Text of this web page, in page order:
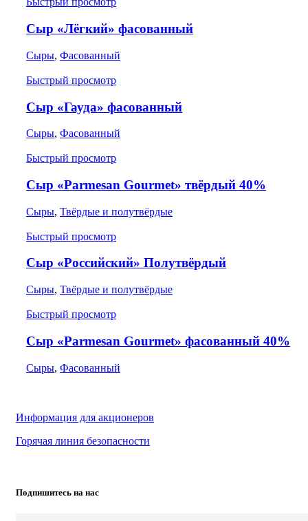
Сыр «Лёгкий» фасованный
Сыры, Фасованный
Быстрый просмотр
Сыр «Гауда» фасованный
Сыры, Фасованный
Быстрый просмотр
Сыр «Parmesan Gourmet» твёрдый 40%
Сыры, Твёрдые и полутвёрдые
Быстрый просмотр
Сыр «Российский» Полутвёрдый
Сыры, Твёрдые и полутвёрдые
Быстрый просмотр
Сыр «Parmesan Gourmet» фасованный 40%
Сыры, Фасованный
Информация для акционеров
Горячая линия безопасности
Подпишитесь на нас